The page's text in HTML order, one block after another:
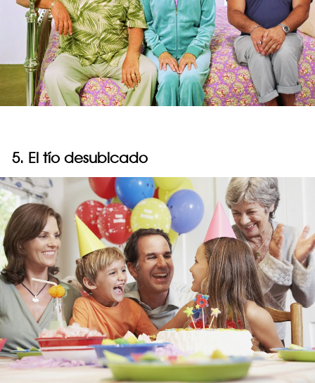
5. El tío desubicado